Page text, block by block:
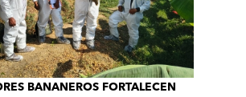
BANANEROS FORTALECEN